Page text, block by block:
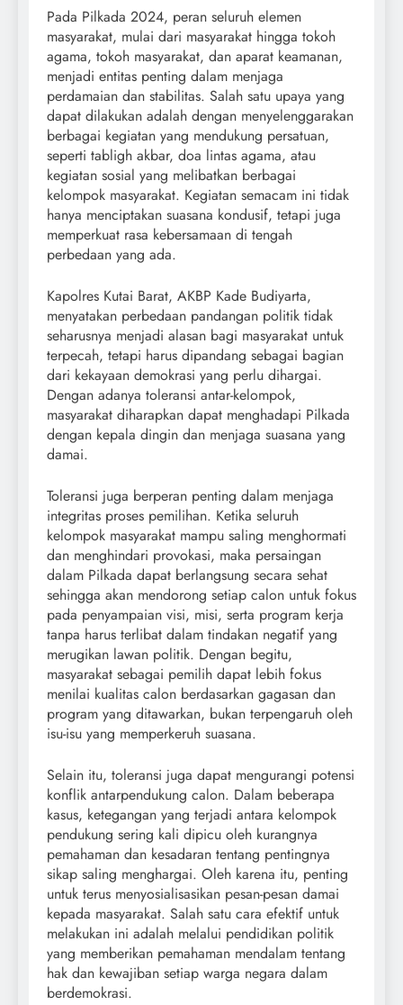
Pada Pilkada 2024, peran seluruh elemen
masyarakat, mulai dari masyarakat hingga tokoh
agama, tokoh masyarakat, dan aparat keamanan,
menjadi entitas penting dalam menjaga
perdamaian dan stabilitas. Salah satu upaya yang
dapat dilakukan adalah dengan menyelenggarakan
berbagai kegiatan yang mendukung persatuan,
seperti tabligh akbar, doa lintas agama, atau
kegiatan sosial yang melibatkan berbagai
kelompok masyarakat. Kegiatan semacam ini tidak
hanya menciptakan suasana kondusif, tetapi juga
memperkuat rasa kebersamaan di tengah
perbedaan yang ada.
Kapolres Kutai Barat, AKBP Kade Budiyarta,
menyatakan perbedaan pandangan politik tidak
seharusnya menjadi alasan bagi masyarakat untuk
terpecah, tetapi harus dipandang sebagai bagian
dari kekayaan demokrasi yang perlu dihargai.
Dengan adanya toleransi antar-kelompok,
masyarakat diharapkan dapat menghadapi Pilkada
dengan kepala dingin dan menjaga suasana yang
damai.
Toleransi juga berperan penting dalam menjaga
integritas proses pemilihan. Ketika seluruh
kelompok masyarakat mampu saling menghormati
dan menghindari provokasi, maka persaingan
dalam Pilkada dapat berlangsung secara sehat
sehingga akan mendorong setiap calon untuk fokus
pada penyampaian visi, misi, serta program kerja
tanpa harus terlibat dalam tindakan negatif yang
merugikan lawan politik. Dengan begitu,
masyarakat sebagai pemilih dapat lebih fokus
menilai kualitas calon berdasarkan gagasan dan
program yang ditawarkan, bukan terpengaruh oleh
isu-isu yang memperkeruh suasana.
Selain itu, toleransi juga dapat mengurangi potensi
konflik antarpendukung calon. Dalam beberapa
kasus, ketegangan yang terjadi antara kelompok
pendukung sering kali dipicu oleh kurangnya
pemahaman dan kesadaran tentang pentingnya
sikap saling menghargai. Oleh karena itu, penting
untuk terus menyosialisasikan pesan-pesan damai
kepada masyarakat. Salah satu cara efektif untuk
melakukan ini adalah melalui pendidikan politik
yang memberikan pemahaman mendalam tentang
hak dan kewajiban setiap warga negara dalam
berdemokrasi.